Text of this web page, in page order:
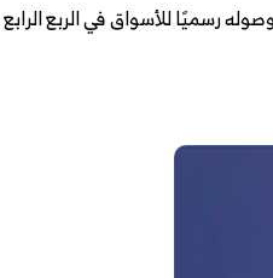
رسميًا للأسواق في الربع الرابع